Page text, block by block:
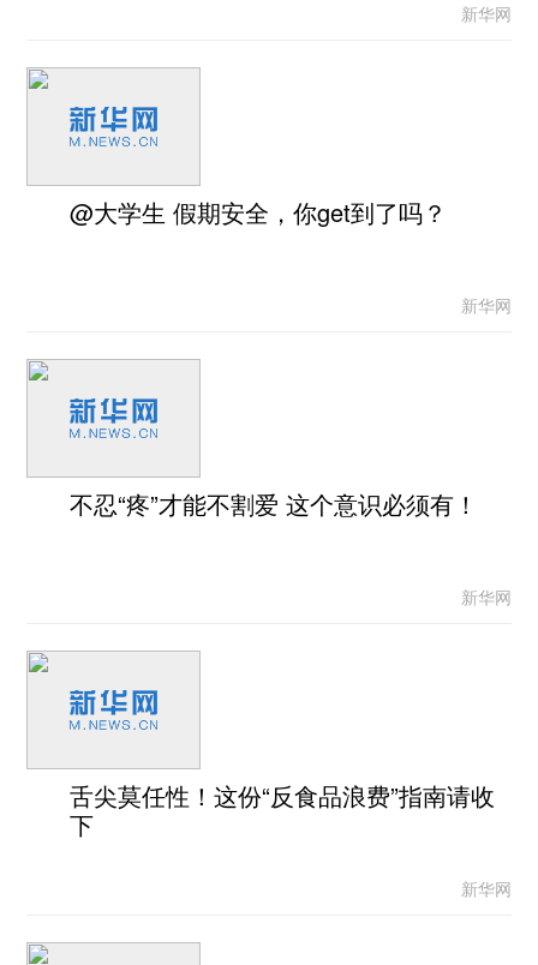
新华网
@大学生 假期安全，你get到了吗？
新华网
不忍“疼”才能不割爱 这个意识必须有！
新华网
舌尖莫任性！这份“反食品浪费”指南请收
下
新华网